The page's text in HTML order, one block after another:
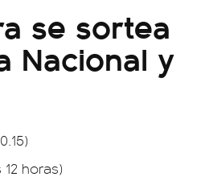
se sortea
Nacional y
12 horas)